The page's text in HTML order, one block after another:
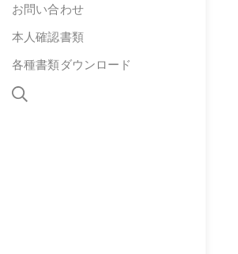
お問い合わせ
本人確認書類
各種書類ダウンロード